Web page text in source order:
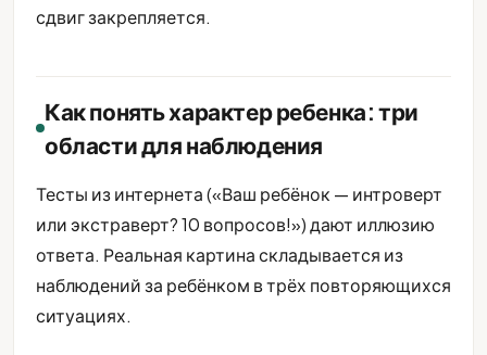
сдвиг закрепляется.
Как понять характер ребенка: три
области для наблюдения
Тесты из интернета («Ваш ребёнок — интроверт
или экстраверт? 10 вопросов!») дают иллюзию
ответа. Реальная картина складывается из
наблюдений за ребёнком в трёх повторяющихся
ситуациях.